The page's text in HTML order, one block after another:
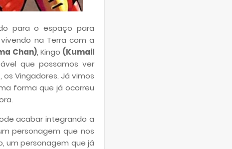
para o espaço para
na Terra com a
Chan), Kingo (Kumail
que possamos ver
Vingadores. Já vimos
forma que já ocorreu
acabar integrando a
personagem que nos
um personagem que já